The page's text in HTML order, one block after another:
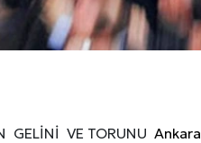
GELİNİ VE TORUNU Ankara